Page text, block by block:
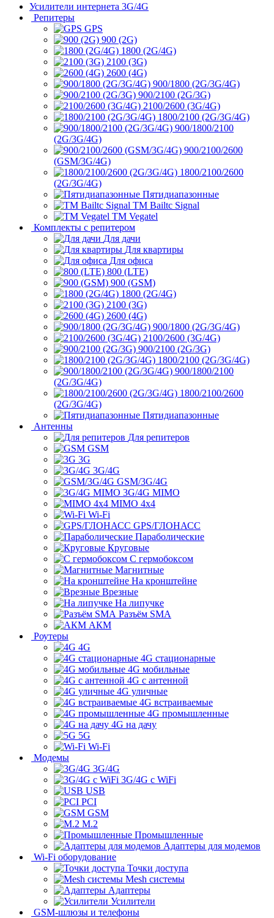
Усилители интернета 3G/4G
Репитеры
GPS
900 (2G)
1800 (2G/4G)
2100 (3G)
2600 (4G)
900/1800 (2G/3G/4G)
900/2100 (2G/3G)
2100/2600 (3G/4G)
1800/2100 (2G/3G/4G)
900/1800/2100
(2G/3G/4G)
900/2100/2600
(GSM/3G/4G)
1800/2100/2600
(2G/3G/4G)
Пятидиапазонные
ТМ Bailtc Signal
ТМ Vegatel
Комплекты с репитером
Для дачи
Для квартиры
Для офиса
800 (LTE)
900 (GSM)
1800 (2G/4G)
2100 (3G)
2600 (4G)
900/1800 (2G/3G/4G)
2100/2600 (3G/4G)
900/2100 (2G/3G)
1800/2100 (2G/3G/4G)
900/1800/2100
(2G/3G/4G)
1800/2100/2600
(2G/3G/4G)
Пятидиапазонные
Антенны
Для репитеров
GSM
3G
3G/4G
GSM/3G/4G
3G/4G MIMO
MIMO 4x4
Wi-Fi
GPS/ГЛОНАСС
Параболические
Круговые
С гермобоксом
Магнитные
На кронштейне
Врезные
На липучке
Разъём SMA
АКМ
Роутеры
4G
4G стационарные
4G мобильные
4G с антенной
4G уличные
4G встраиваемые
4G промышленные
4G на дачу
5G
Wi-Fi
Модемы
3G/4G
3G/4G с WiFi
USB
PCI
GSM
M.2
Промышленные
Адаптеры для модемов
Wi-Fi оборудование
Точки доступа
Mesh системы
Адаптеры
Усилители
GSM-шлюзы и телефоны